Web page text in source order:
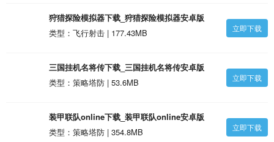
狩猎探险模拟器下载_狩猎探险模拟器安卓版
类型：飞行射击 | 177.43MB
立即下载
三国挂机名将传下载_三国挂机名将传安卓版
类型：策略塔防 | 53.6MB
立即下载
装甲联队online下载_装甲联队online安卓版
类型：策略塔防 | 354.8MB
立即下载